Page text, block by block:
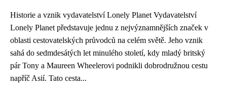
Historie a vznik vydavatelství Lonely Planet Vydavatelství
Lonely Planet představuje jednu z nejvýznamnějších značek v
oblasti cestovatelských průvodců na celém světě. Jeho vznik
sahá do sedmdesátých let minulého století, kdy mladý britský
pár Tony a Maureen Wheelerovi podnikli dobrodružnou cestu
napříč Asií. Tato cesta...